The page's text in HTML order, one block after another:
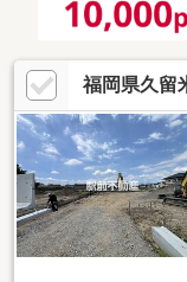
福岡県久留